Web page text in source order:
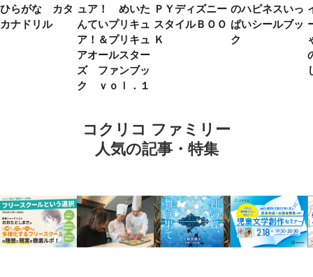
ひらがな カタ
カナドリル
ュア！ めいた
んていプリキュ
ア！＆プリキュ
アオールスター
ズ ファンブッ
ク ｖｏｌ．１
ＰＹディズニー
スタイルＢＯＯ
Ｋ
のハピネスいっ
ぱいシールブッ
ク
コクリコ ファミリー
人気の記事・特集